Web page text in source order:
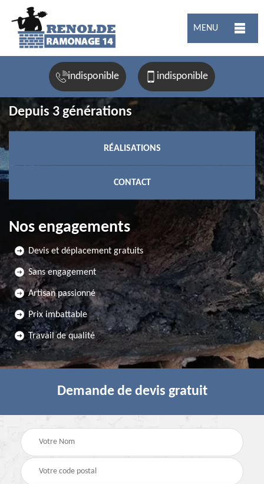
MENU
indisponible indisponible
Depuis 3 générations
RÉALISATIONS
CONTACT
Nos engagements
Devis et déplacement gratuits
Sans engagement
Artisan passionné
Prix imbattable
Travail de qualité
Demande de devis gratuit